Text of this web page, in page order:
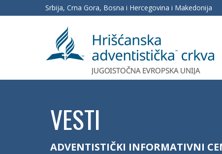
Srbija, Crna Gora, Bosna i Hercegovina i Makedonija
VESTI
ADVENTISTIČKI INFORMATIVNI